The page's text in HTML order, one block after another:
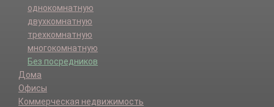
однокомнатную
двухкомнатную
трехкомнатную
многокомнатную
Без посредников
Дома
Офисы
Коммерческая недвижимость